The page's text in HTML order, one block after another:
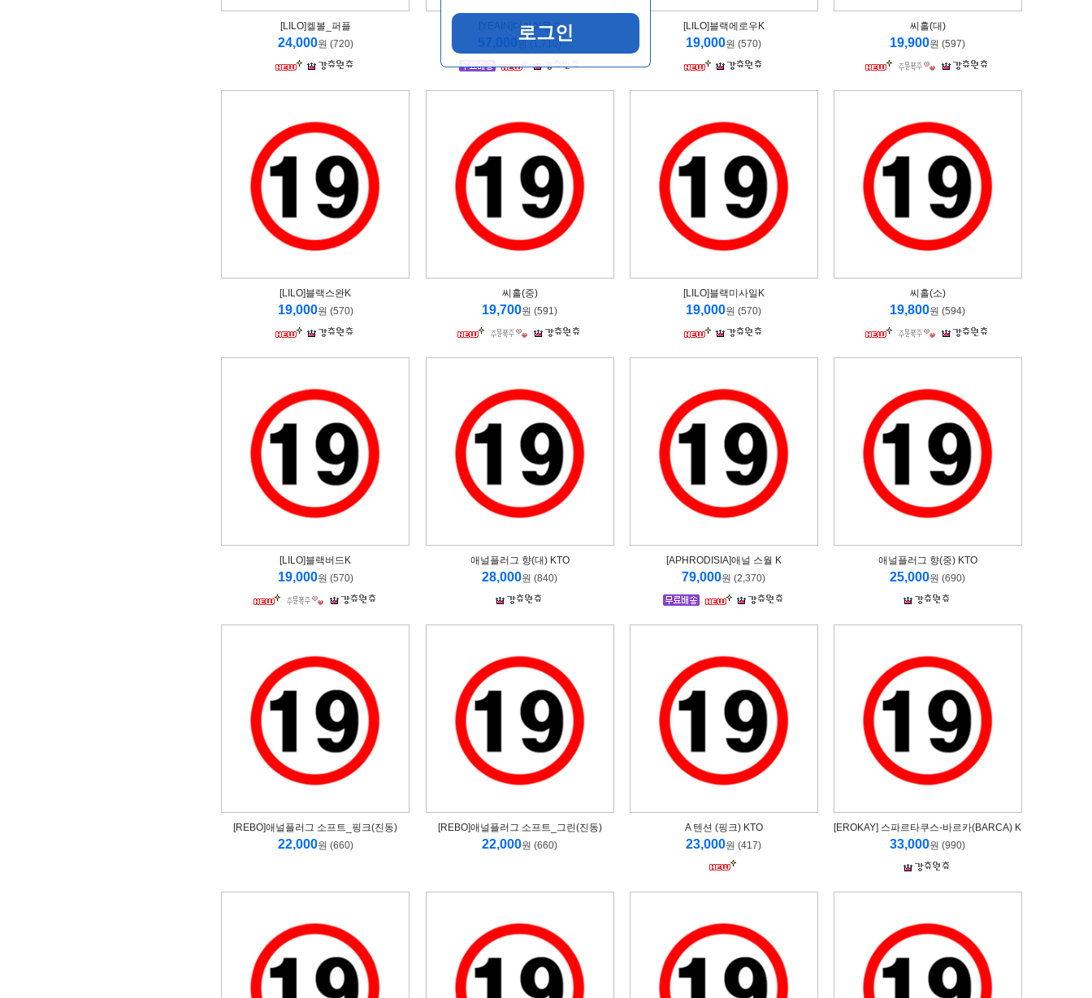
[LILO]켈볼_퍼플
24,000원 (720)
[YEAIN]다이아몬드
57,000 원 (1,710)
[LILO]블랙에로우K
19,000원 (570)
씨홀(대)
19,900원 (597)
[LILO]블랙스완K
19,000원 (570)
씨홀(중)
19,700원 (591)
[LILO]블랙미사일K
19,000원 (570)
씨홀(소)
19,800원 (594)
[LILO]블랙버드K
19,000원 (570)
애널플러그 향(대) KTO
28,000원 (840)
[APHRODISIA]애널 스월 K
79,000원 (2,370)
애널플러그 향(중) KTO
25,000원 (690)
[REBO]애널플러그 소프트_핑크(진동)
22,000원 (660)
[REBO]애널플러그 소프트_그린(진동)
22,000원 (660)
A 텐션 (핑크) KTO
23,000원 (417)
[EROKAY] 스파르타쿠스-바르카(BARCA) K
33,000원 (990)